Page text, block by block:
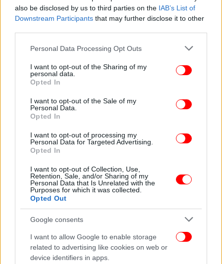
also be disclosed by us to third parties on the IAB’s List of
Downstream Participants that may further disclose it to other
Please note that this website/app uses one or more Google
not limited to your visit or usage behaviour. You may click to
grant or deny consent to Google and its third-party tags to
use your data for below specified purposes in below Google
consent section.
Personal Data Processing Opt Outs
I want to opt-out of the Sharing of my
personal data.
Opted In
I want to opt-out of the Sale of my
Personal Data.
Opted In
I want to opt-out of processing my
Personal Data for Targeted Advertising.
Opted In
I want to opt-out of Collection, Use,
Retention, Sale, and/or Sharing of my
Personal Data that Is Unrelated with the
Purposes for which it was collected.
Opted Out
Google consents
I want to allow Google to enable storage
related to advertising like cookies on web or
device identifiers in apps.
ΠΕΡΙΣΣΟΤΕΡΑ ΒΙΝΤΕΟ
Ακολουθήστε το στο Google News
και μάθετε
πρώτοι όλες τις ειδήσεις
Δείτε όλες τις τελευταίεςΕιδήσειςαπό την Ελλάδα και τον Κόσμο,
ΔΙΑΒΑΣΤΕ ΠΕΡΙΣΣΟΤΕΡΑ